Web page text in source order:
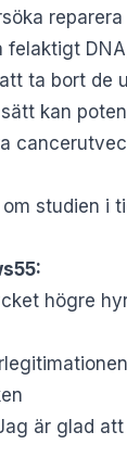
felaktigt
ta bort de
kan
studien i
högre
är glad